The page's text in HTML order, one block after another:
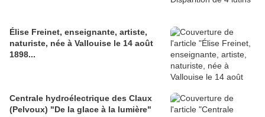
Élise Freinet, enseignante, artiste,
naturiste, née à Vallouise le 14 août
1898...
Centrale hydroélectrique des Claux
(Pelvoux) "De la glace à la lumière"